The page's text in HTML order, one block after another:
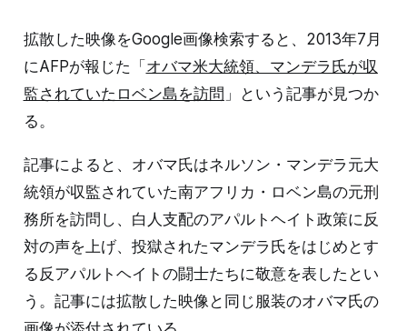
拡散した映像をGoogle画像検索すると、2013年7月
にAFPが報じた「 オバマ米大統領、マンデラ氏が収
監されていたロベン島を訪問 」という記事が見つか
る。
記事によると、オバマ氏はネルソン・マンデラ元大
統領が収監されていた南アフリカ・ロベン島の元刑
務所を訪問し、白人支配のアパルトヘイト政策に反
対の声を上げ、投獄されたマンデラ氏をはじめとす
る反アパルトヘイトの闘士たちに敬意を表したとい
う。記事には拡散した映像と同じ服装のオバマ氏の